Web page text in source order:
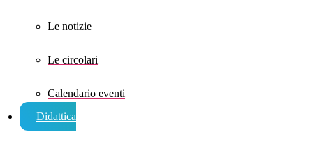
Le notizie
Le circolari
Calendario eventi
Didattica